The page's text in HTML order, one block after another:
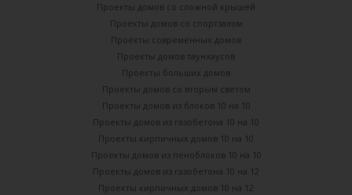
Проекты домов со сложной крышей
Проекты домов со спортзалом
Проекты современных домов
Проекты домов таунхаусов
Проекты больших домов
Проекты домов со вторым светом
Проекты домов из блоков 10 на 10
Проекты домов из газобетона 10 на 10
Проекты кирпичных домов 10 на 10
Проекты домов из пеноблоков 10 на 10
Проекты домов из газобетона 10 на 12
Проекты кирпичных домов 10 на 12